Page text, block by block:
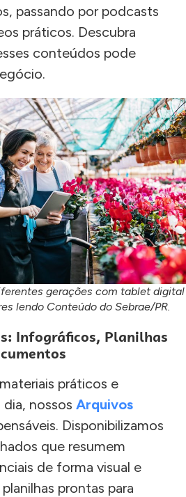
passando por podcasts
práticos. Descubra
conteúdos pode
gerações com tablet digital
lendo Conteúdo do Sebrae/PR.
Infográficos, Planilhas
práticos e
dia, nossos Arquivos
Disponibilizamos
que resumem
de forma visual e
prontas para